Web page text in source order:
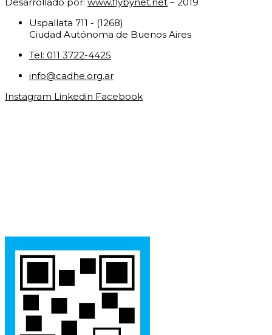
Desarrollado por: www.flybynet.net – 2019
Uspallata 711 - (1268)
Ciudad Autónoma de Buenos Aires
Tel: 011 3722-4425
info@cadhe.org.ar
Instagram Linkedin Facebook